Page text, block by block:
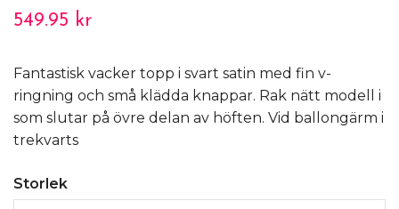
549.95 kr
Fantastisk vacker topp i svart satin med fin v-
ringning och små klädda knappar. Rak nätt modell i
som slutar på övre delan av höften. Vid ballongärm i
trekvarts
Storlek